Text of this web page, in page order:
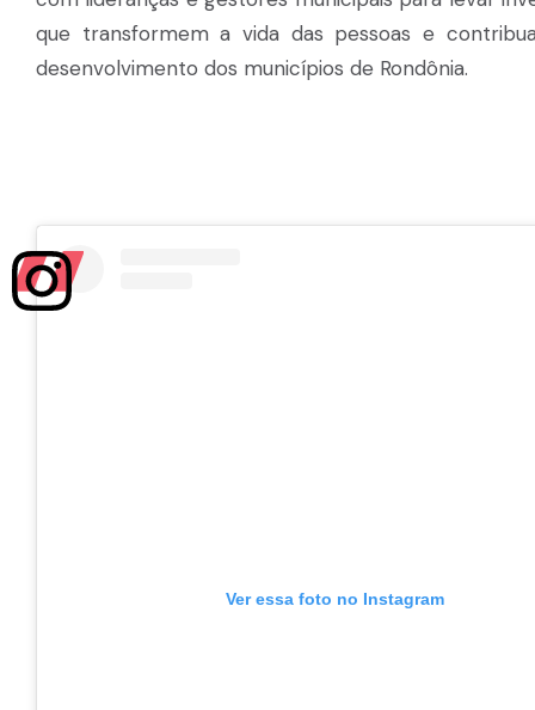
que transformem a vida das pessoas e
desenvolvimento dos municípios de Rondônia.
Ver essa foto no Instagram